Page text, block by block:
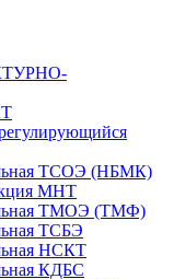
ТСОЭ (НБМК)
МНТ
ТМОЭ (ТМФ)
ТСБЭ
НСКТ
КДБС